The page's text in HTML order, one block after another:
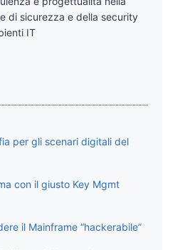
di sicurezza e della security
IT
per gli scenari digitali del
con il giusto Key Mgmt
il Mainframe “hackerabile”